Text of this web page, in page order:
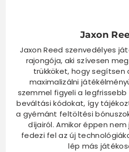
Jaxon
Jaxon Reed szenvedélyes
rajongója, aki szívesen
trükköket, hogy segítsen
maximalizálni
szemmel figyeli a
beváltási kódokat, így
a gyémánt feltöltési
díjairól. Amikor éppen nem
fedezi fel az új
lép más